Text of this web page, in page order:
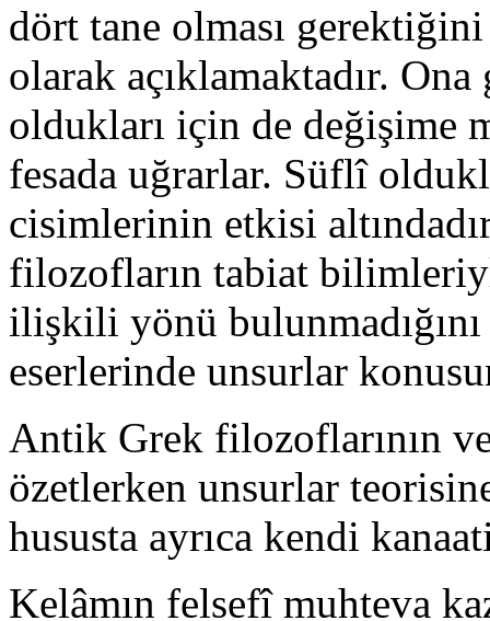
dört tane olması
olarak açıklamak­tadır.
oldukları için de değişime
fesada uğ­rarlar. Süflî
cisimlerinin etkisi
filozofların tabiat
ilişkili yönü
eserlerinde unsurlar
Antik Grek filozoflarının
özetlerken unsurlar
hususta ayrıca kendi
Kelâmın felsefî muhteva